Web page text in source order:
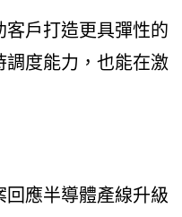
戶打造更具彈性的
調度能力，也能在激
回應半導體產線升級